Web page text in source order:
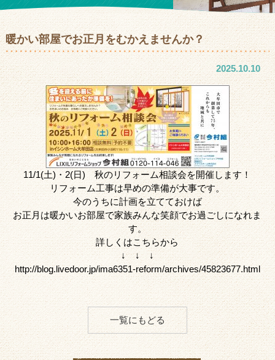
暖かい部屋でお正月をむかえませんか？
2025.10.10
11/1(土)・2(日) 秋のリフォーム相談会を開催します！
リフォーム工事は早めの準備が大事です。
今のうちに計画を立てておけば
お正月は暖かいお部屋で家族みんな笑顔でお過ごしになれま
す。
詳しくはこちらから
↓ ↓ ↓
http://blog.livedoor.jp/ima6351-reform/archives/45823677.html
一覧にもどる